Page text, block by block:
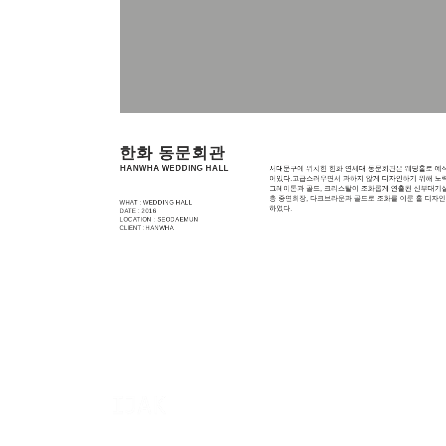
한화 동문회관
HANWHA WEDDING HALL
WHAT : WEDDING HALL
DATE : 2016
LOCATION : SEODAEMUN
CLIENT : HANWHA
서대문구에 위치한 한화 연세대 동문회관은 웨딩홀로 예
어있다.고급스러우면서 과하지 않게 디자인하기 위해 노
그레이톤과 골드, 크리스탈이 조화롭게 연출된 신부대기
층 중연회장, 다크브라운과 골드로 조화를 이룬 홀 디자
하였다.